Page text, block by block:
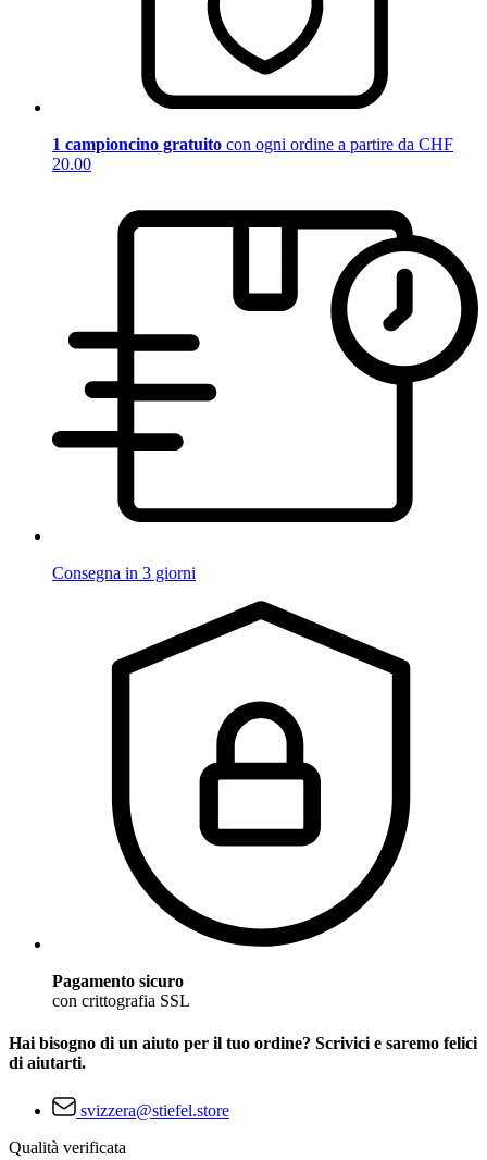
1 campioncino gratuito con ogni ordine a partire da CHF
20.00
Consegna in 3 giorni
Pagamento sicuro
con crittografia SSL
Hai bisogno di un aiuto per il tuo ordine? Scrivici e saremo felici
di aiutarti.
svizzera@stiefel.store
Qualità verificata